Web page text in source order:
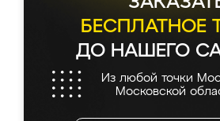
БЕСПЛАТНОЕ
ДО НАШЕГО
Из любой точки
Московской